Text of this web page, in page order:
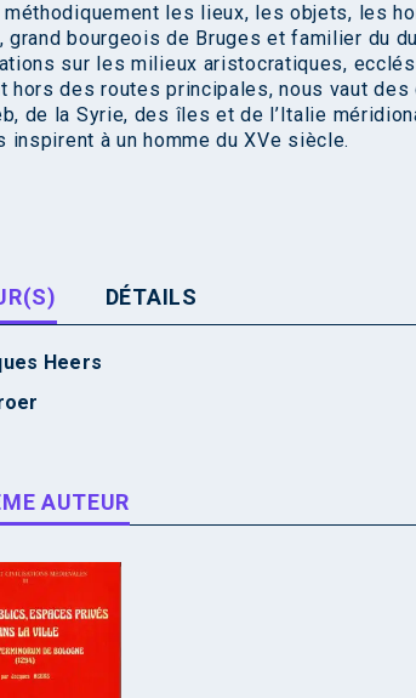
les lieux, les objets, les
grand bourgeois de Bruges et familier du
sur les milieux aristocratiques,
hors des routes principales, nous vaut
de la Syrie, des îles et de l’Italie
inspirent à un homme du XVe siècle.
DÉTAILS
Heers
AUTEUR